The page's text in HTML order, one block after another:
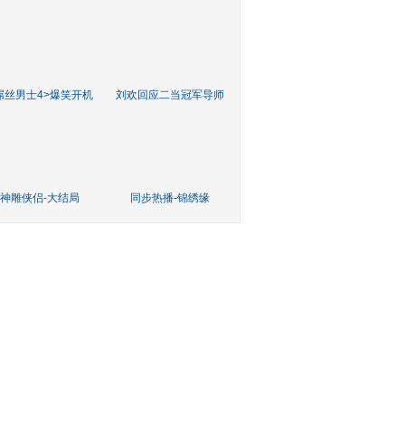
丝男士4>爆笑开机 刘欢回应二当冠军导师
神雕侠侣-大结局 同步热播-锦绣缘